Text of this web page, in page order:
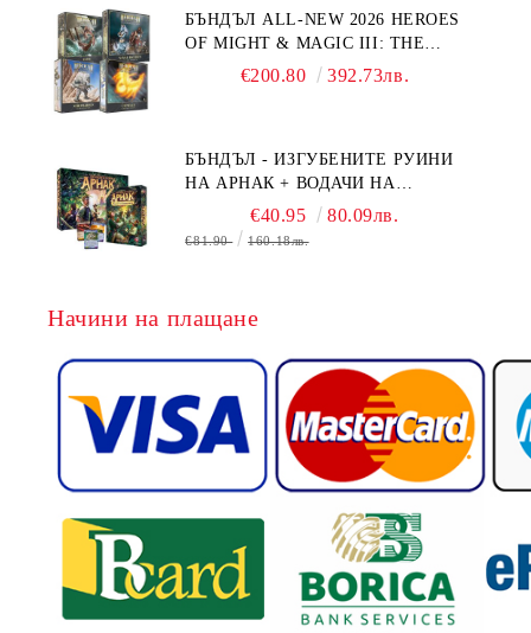
БЪНДЪЛ ALL-NEW 2026 HEROES
OF MIGHT & MAGIC III: THE
BOARD GAME EXPANSIONS -
€200.80 392.73лв.
БЪНДЪЛ - ИЗГУБЕНИТЕ РУИНИ
НА АРНАК + ВОДАЧИ НА
ЕКСПЕДИЦИИ + ПРОМО КАРТИ
БЕЗПЛАТНО
€40.95 80.09лв.
€81.90 160.18лв.
Начини на плащане